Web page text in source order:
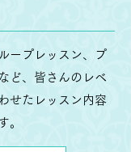
ープレッスン、プ
ど、皆さんのレベ
せたレッスン内容
。